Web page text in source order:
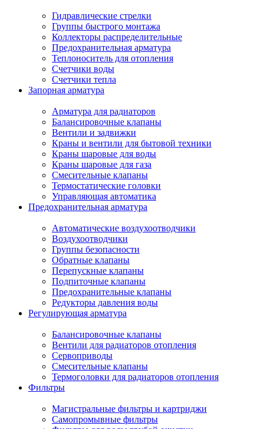
Гидравлические стрелки
Группы быстрого монтажа
Коллекторы распределительные
Предохранительная арматура
Теплоноситель для отопления
Счетчики воды
Счетчики тепла
Запорная арматура
Арматура для радиаторов
Балансировочные клапаны
Вентили и задвижки
Краны и вентили для бытовой техники
Краны шаровые для воды
Краны шаровые для газа
Смесительные клапаны
Термостатические головки
Управляющая автоматика
Предохранительная арматура
Автоматические воздухоотводчики
Воздухоотводчики
Группы безопасности
Обратные клапаны
Перепускные клапаны
Подпиточные клапаны
Предохранительные клапаны
Редукторы давления воды
Регулирующая арматура
Балансировочные клапаны
Вентили для радиаторов отопления
Сервоприводы
Смесительные клапаны
Термоголовки для радиаторов отопления
Фильтры
Магистральные фильтры и картриджи
Самопромывные фильтры